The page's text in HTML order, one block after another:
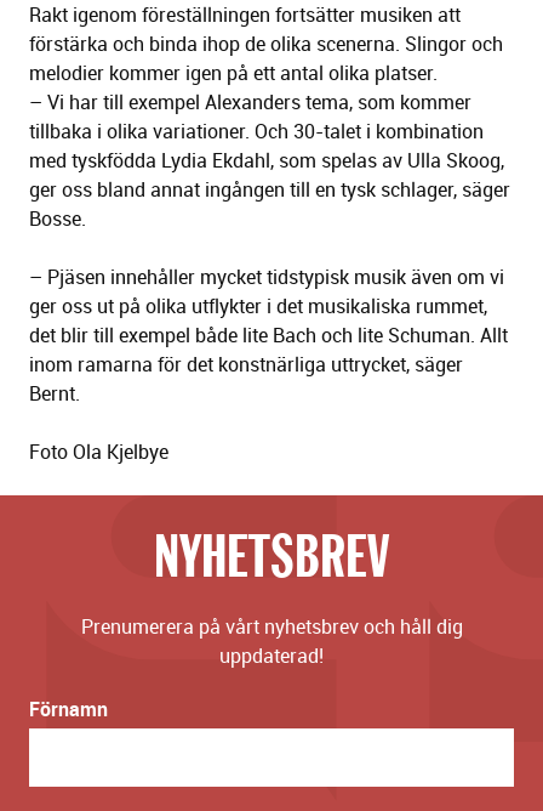
Rakt igenom föreställningen fortsätter musiken att
förstärka och binda ihop de olika scenerna. Slingor och
melodier kommer igen på ett antal olika platser.
– Vi har till exempel Alexanders tema, som kommer
tillbaka i olika variationer. Och 30-talet i kombination
med tyskfödda Lydia Ekdahl, som spelas av Ulla Skoog,
ger oss bland annat ingången till en tysk schlager, säger
Bosse.
– Pjäsen innehåller mycket tidstypisk musik även om vi
ger oss ut på olika utflykter i det musikaliska rummet,
det blir till exempel både lite Bach och lite Schuman. Allt
inom ramarna för det konstnärliga uttrycket, säger
Bernt.
Foto Ola Kjelbye
NYHETSBREV
Prenumerera på vårt nyhetsbrev och håll dig
uppdaterad!
Förnamn